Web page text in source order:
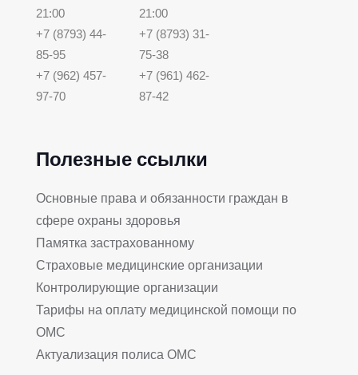
21:00
+7 (8793) 44-
85-95
+7 (962) 457-
97-70
21:00
+7 (8793) 31-
75-38
+7 (961) 462-
87-42
Полезные ссылки
Основные права и обязанности граждан в
сфере охраны здоровья
Памятка застрахованному
Страховые медицинские организации
Контролирующие организации
Тарифы на оплату медицинской помощи по
ОМС
Актуализация полиса ОМС